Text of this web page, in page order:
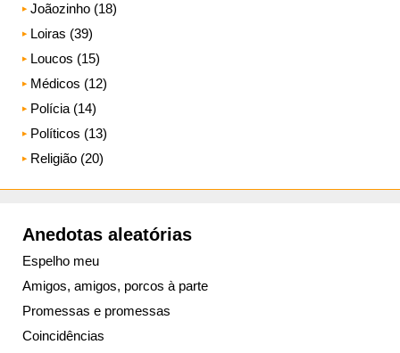
Joãozinho (18)
Loiras (39)
Loucos (15)
Médicos (12)
Polícia (14)
Políticos (13)
Religião (20)
Anedotas aleatórias
Espelho meu
Amigos, amigos, porcos à parte
Promessas e promessas
Coincidências